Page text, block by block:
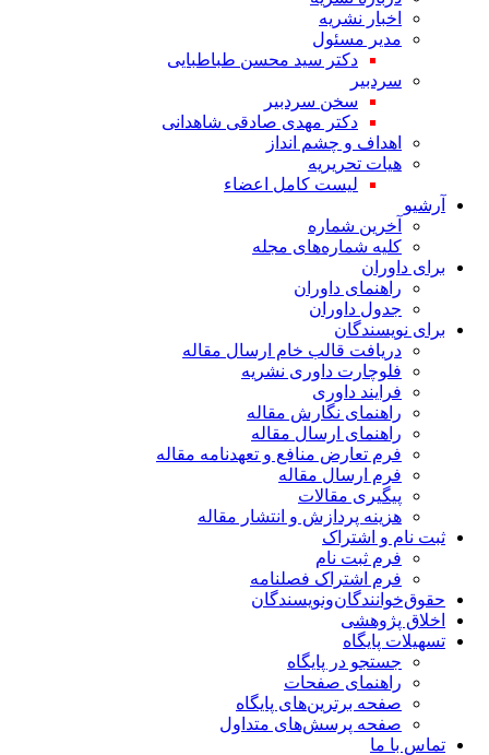
اخبار نشریه
مدیر مسئول
دکتر سید محسن طباطبایی
سردبیر
سخن سردبیر
دکتر مهدی صادقی شاهدانی
اهداف و چشم انداز
هیات تحریریه
لیست کامل اعضاء
آرشیو
آخرین شماره
کلیه شماره‌های مجله
برای داوران
راهنمای داوران
جدول داوران
برای نویسندگان
دریافت قالب خام ارسال مقاله
فلوچارت داوری نشریه
فرایند داوری
راهنمای نگارش مقاله
راهنمای ارسال مقاله
فرم تعارض منافع و تعهدنامه مقاله
فرم ارسال مقاله
پیگیری مقالات
هزینه پردازش و انتشار مقاله
ثبت نام و اشتراک
فرم ثبت نام
فرم اشتراک فصلنامه
حقوق‌خوانندگان‌و‌نویسندگان
اخلاق پژوهشی
تسهیلات پایگاه
جستجو در پایگاه
راهنمای صفحات
صفحه برترین‌های پایگاه
صفحه پرسش‌های متداول
تماس با ما